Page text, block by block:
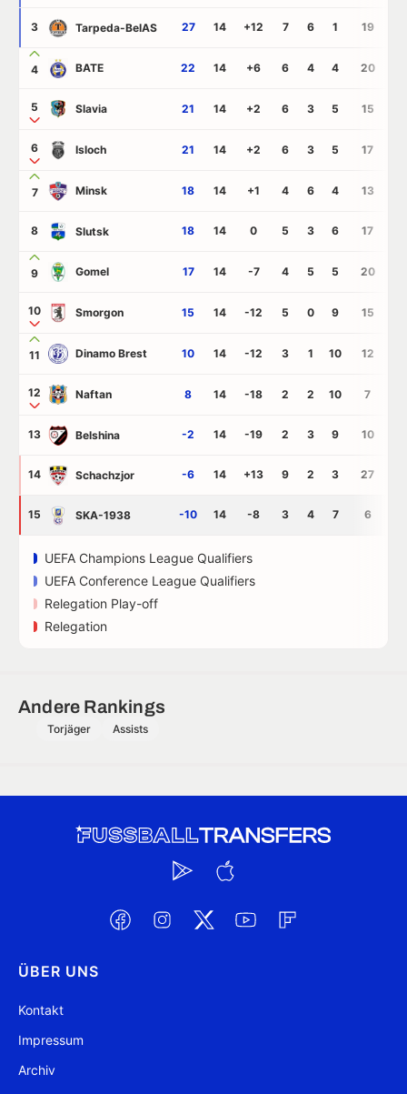
3 Tarpeda-BelAS 27 14 +12 7 6 1 19
4 BATE 22 14 +6 6 4 4 20
5 Slavia 21 14 +2 6 3 5 15
6 Isloch 21 14 +2 6 3 5 17
7 Minsk 18 14 +1 4 6 4 13
8 Slutsk 18 14 0 5 3 6 17
9 Gomel 17 14 -7 4 5 5 20
10 Smorgon 15 14 -12 5 0 9 15
11 Dinamo Brest 10 14 -12 3 1 10 12
12 Naftan 8 14 -18 2 2 10 7
13 Belshina -2 14 -19 2 3 9 10
14 Schachzjor -6 14 +13 9 2 3 27
15 SKA-1938 -10 14 -8 3 4 7 6
UEFA Champions League Qualifiers
UEFA Conference League Qualifiers
Relegation Play-off
Relegation
Andere Rankings
Torjäger Assists
ÜBER UNS
Kontakt
Impressum
Archiv